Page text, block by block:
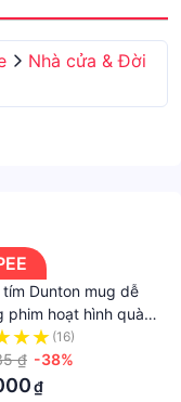
Nhà cửa & Đời
tím Dunton mug dễ
phim hoạt hình quà
hộp cô gái uống
hiện 450ml
(16)
₫ -38%
₫